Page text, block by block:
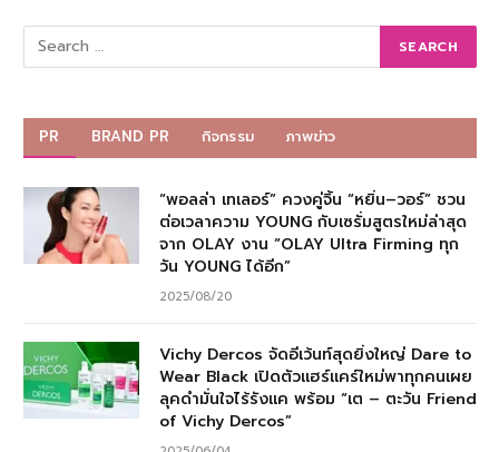
PR BRAND PR กิจกรรม ภาพข่าว
“พอลล่า เทเลอร์” ควงคู่จิ้น “หยิ่น–วอร์” ชวน
ต่อเวลาความ YOUNG กับเซรั่มสูตรใหม่ล่าสุด
จาก OLAY งาน “OLAY Ultra Firming ทุก
วัน YOUNG ได้อีก”
2025/08/20
Vichy Dercos จัดอีเว้นท์สุดยิ่งใหญ่ Dare to
Wear Black เปิดตัวแฮร์แคร์ใหม่พาทุกคนเผย
ลุคดำมั่นใจไร้รังแค พร้อม “เต – ตะวัน Friend
of Vichy Dercos”